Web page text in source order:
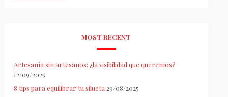
MOST RECENT
Artesanía sin artesanos: ¿la visibilidad que queremos?
12/09/2025
8 tips para equilibrar tu silueta 29/08/2025